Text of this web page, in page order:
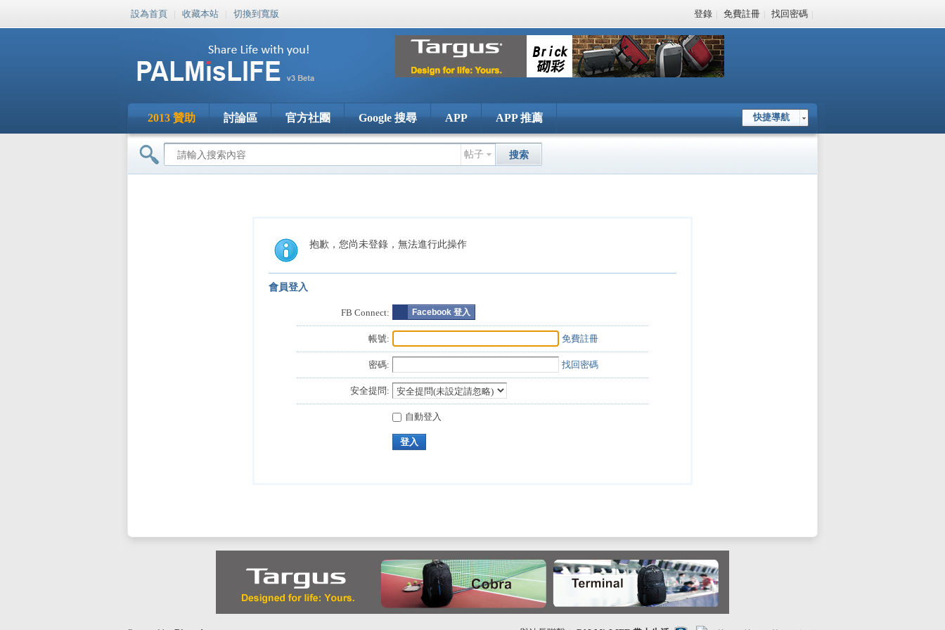
設為首頁 | 收藏本站 | 切換到寬版 登錄 | 免費註冊 | 找回密碼 |
快捷導航
2013 贊助 討論區 官方社團 Google 搜尋 APP APP 推薦
帖子 搜索
抱歉，您尚未登錄，無法進行此操作
會員登入
FB Connect: Facebook 登入
帳號: 免費註冊
密碼: 找回密碼
安全提問:
自動登入
登入